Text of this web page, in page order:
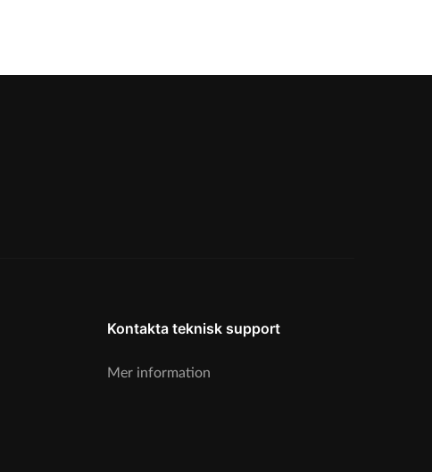
Kontakta teknisk support
Mer information